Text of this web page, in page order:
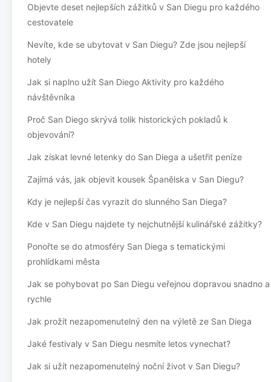
Objevte deset nejlepších zážitků v San Diegu pro každého
cestovatele
Nevíte, kde se ubytovat v San Diegu? Zde jsou nejlepší
hotely
Jak si naplno užít San Diego Aktivity pro každého
návštěvníka
Proč San Diego skrývá tolik historických pokladů k
objevování?
Jak získat levné letenky do San Diega a ušetřit peníze
Zajímá vás, jak objevit kousek Španělska v San Diegu?
Kdy je nejlepší čas vyrazit do slunného San Diega?
Kde v San Diegu najdete ty nejchutnější kulinářské zážitky?
Ponořte se do atmosféry San Diega s tematickými
prohlídkami města
Jak se pohybovat po San Diegu veřejnou dopravou snadno a
rychle
Jak prožít nezapomenutelný den na výletě ze San Diega
Jaké festivaly v San Diegu nesmíte letos vynechat?
Jak si užít nezapomenutelný noční život v San Diegu?